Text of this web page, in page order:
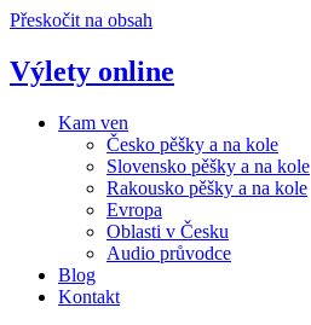
Přeskočit na obsah
Výlety online
Kam ven
Česko pěšky a na kole
Slovensko pěšky a na kole
Rakousko pěšky a na kole
Evropa
Oblasti v Česku
Audio průvodce
Blog
Kontakt